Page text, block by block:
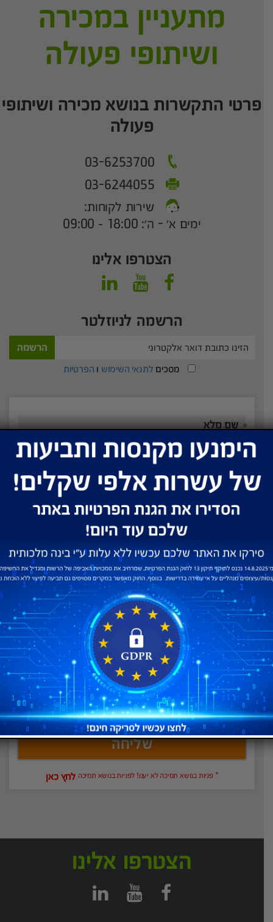
מתעניין במכירה
ושיתופי פעולה
פרטי התקשרות בנושא מכירה ושיתופי
פעולה
03-6253700
03-6244055
שירות לקוחות:
ימים א׳ - ה׳: 18:00 – 09:00
הצטרפו אלינו
הרשמה לניוזלטר
הרשמה
מסכים לתנאי השימוש ו הפרטיות
שם מלא
טלפון
דואר אלקטרוני
מסכיםלתנאי השימוש ו הפרטיות
הודעה
שליחה
* פניות בנושא תמיכה לא יענו! לפניות בנושא תמיכה לחץ כאן
הצטרפו אלינו